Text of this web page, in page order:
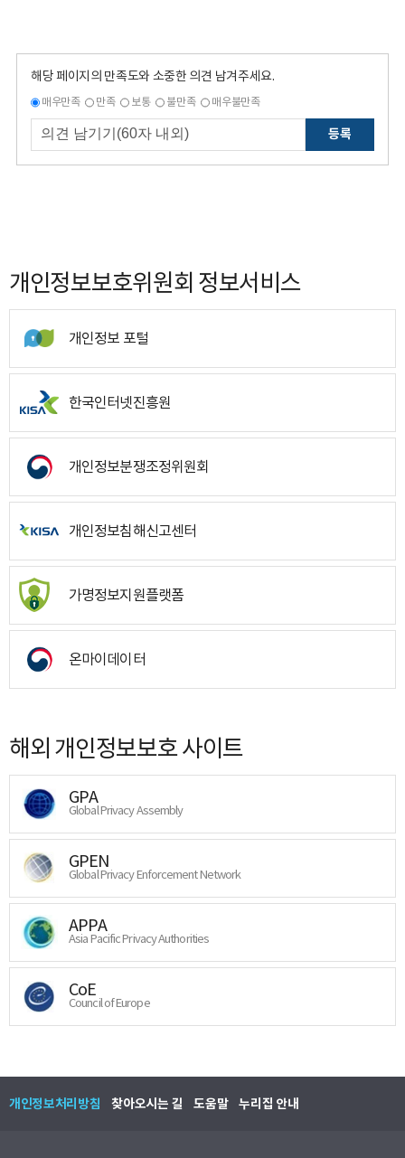
해당 페이지의 만족도와 소중한 의견 남겨주세요.
매우만족 만족 보통 불만족 매우불만족
등록
개인정보보호위원회 정보서비스
개인정보 포털
한국인터넷진흥원
개인정보분쟁조정위원회
개인정보침해신고센터
가명정보지원플랫폼
온마이데이터
해외 개인정보보호 사이트
GPA
Global Privacy Assembly
GPEN
Global Privacy Enforcement Network
APPA
Asia Pacific Privacy Authorities
CoE
Council of Europe
개인정보처리방침 찾아오시는 길 도움말 누리집 안내